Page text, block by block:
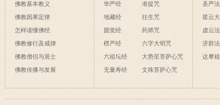
佛教基本教义
佛教因果定律
怎样读懂佛经
佛教修行及戒律
佛教僧侣与居士
佛教传播与发展
华严经
地藏经
圆觉经
楞严经
六祖坛经
无量寿经
准提咒
往生咒
药师咒
六字大明咒
大势至菩萨心咒
文殊菩萨心咒
圣严
星云
虚云
济群
达摩